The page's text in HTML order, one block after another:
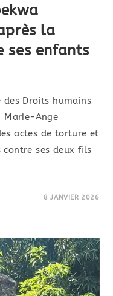
la
ses enfants
des Droits humains
Marie-Ange
actes de torture et
contre ses deux fils
8 JANVIER 2026